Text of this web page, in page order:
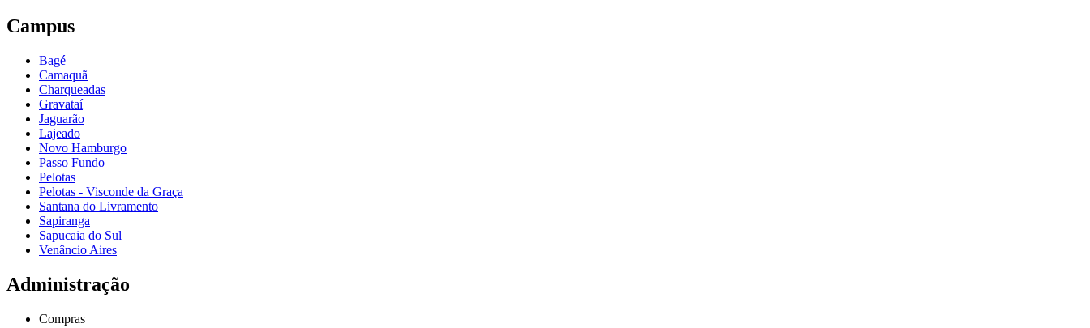
Campus
Bagé
Camaquã
Charqueadas
Gravataí
Jaguarão
Lajeado
Novo Hamburgo
Passo Fundo
Pelotas
Pelotas - Visconde da Graça
Santana do Livramento
Sapiranga
Sapucaia do Sul
Venâncio Aires
Administração
Compras